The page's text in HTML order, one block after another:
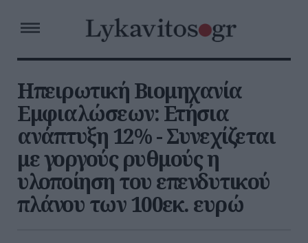
Ηπειρωτική Βιομηχανία
Εμφιαλώσεων: Ετήσια
ανάπτυξη 12% - Συνεχίζεται
με γοργούς ρυθμούς η
υλοποίηση του επενδυτικού
πλάνου των 100εκ. ευρώ